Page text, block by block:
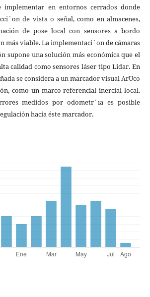
implementar en entornos cerrados donde
de vista o señal, como en almacenes,
de pose local con sensores a bordo
más viable. La implementaci´on de cámaras
supone una solución más económica que el
calidad como sensores láser tipo Lidar. En
se considera a un marcador visual ArUco
como un marco referencial inercial local.
medidos por odometr´ıa es posible
hacia éste marcador.